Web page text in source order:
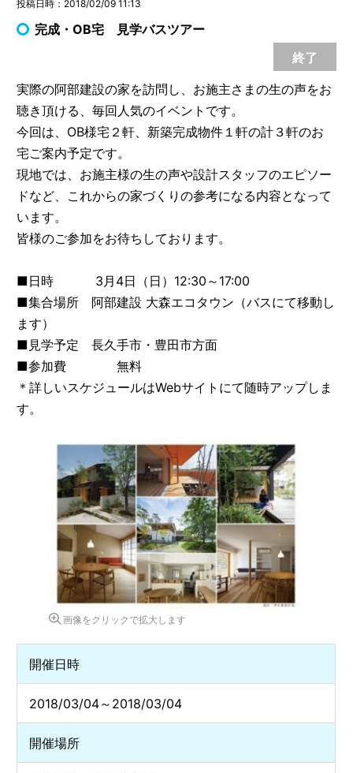
投稿日時：2018/02/09 11:13
完成・OB宅 見学バスツアー
終了
実際の阿部建設の家を訪問し、お施主さまの生の声をお
聴き頂ける、毎回人気のイベントです。
今回は、OB様宅２軒、新築完成物件１軒の計３軒のお
宅ご案内予定です。
現地では、お施主様の生の声や設計スタッフのエピソー
ドなど、これからの家づくりの参考になる内容となって
います。
皆様のご参加をお待ちしております。
■日時 3月4日（日）12:30～17:00
■集合場所 阿部建設 大森エコタウン（バスにて移動し
ます）
■見学予定 長久手市・豊田市方面
■参加費 無料
＊詳しいスケジュールはWebサイトにて随時アップしま
す。
画像をクリックで拡大します
開催日時
2018/03/04～2018/03/04
開催場所